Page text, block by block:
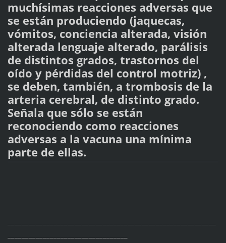
muchísimas reacciones adversas que
se están produciendo (jaquecas,
vómitos, conciencia alterada, visión
alterada lenguaje alterado, parálisis
de distintos grados, trastornos del
oído y pérdidas del control motriz) ,
se deben, también, a trombosis de la
arteria cerebral, de distinto grado.
Señala que sólo se están
reconociendo como reacciones
adversas a la vacuna una mínima
parte de ellas.